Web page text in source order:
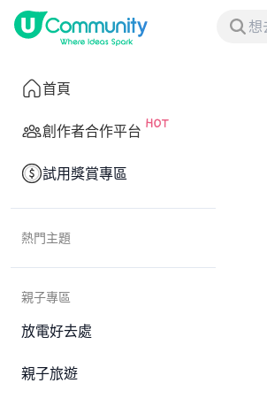
首頁
創作者合作平台
試用獎賞專區
熱門主題
親子專區
放電好去處
親子旅遊